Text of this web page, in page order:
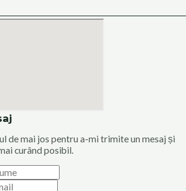
de mai jos pentru a-mi trimite un mesaj și
curând posibil.